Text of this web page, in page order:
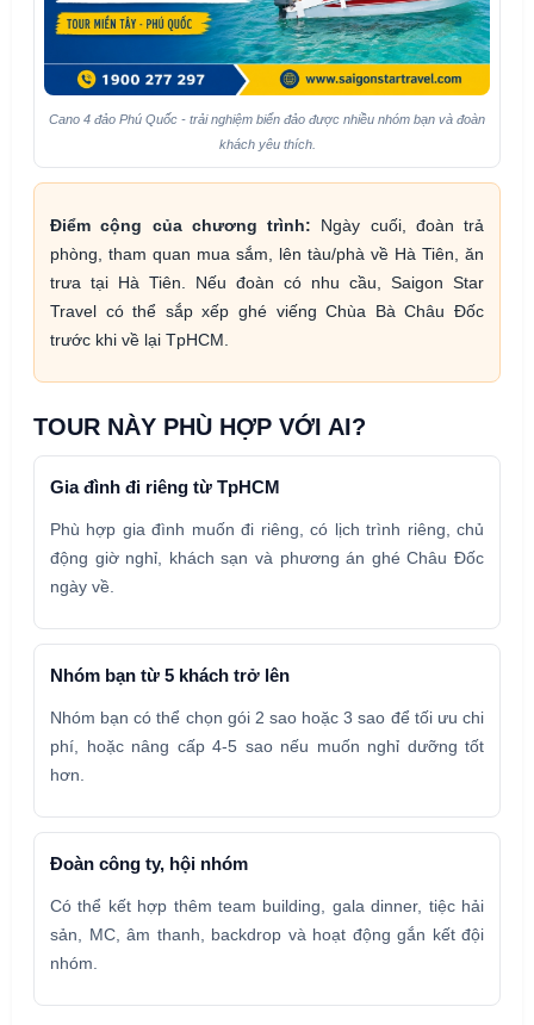
Cano 4 đảo Phú Quốc - trải nghiệm biển đảo được nhiều nhóm bạn và đoàn
khách yêu thích.
Điểm cộng của chương trình: Ngày cuối, đoàn trả
phòng, tham quan mua sắm, lên tàu/phà về Hà Tiên, ăn
trưa tại Hà Tiên. Nếu đoàn có nhu cầu, Saigon Star
Travel có thể sắp xếp ghé viếng Chùa Bà Châu Đốc
trước khi về lại TpHCM.
TOUR NÀY PHÙ HỢP VỚI AI?
Gia đình đi riêng từ TpHCM
Phù hợp gia đình muốn đi riêng, có lịch trình riêng, chủ
động giờ nghỉ, khách sạn và phương án ghé Châu Đốc
ngày về.
Nhóm bạn từ 5 khách trở lên
Nhóm bạn có thể chọn gói 2 sao hoặc 3 sao để tối ưu chi
phí, hoặc nâng cấp 4-5 sao nếu muốn nghỉ dưỡng tốt
hơn.
Đoàn công ty, hội nhóm
Có thể kết hợp thêm team building, gala dinner, tiệc hải
sản, MC, âm thanh, backdrop và hoạt động gắn kết đội
nhóm.